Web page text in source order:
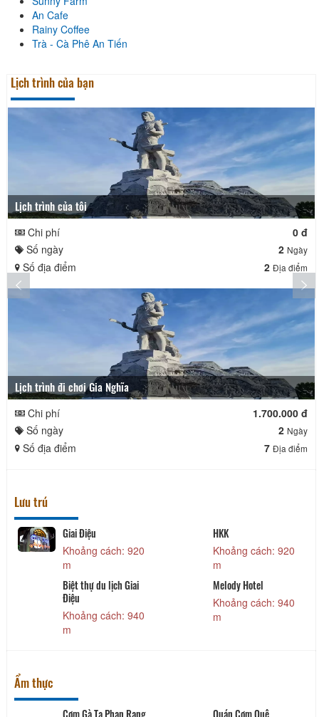
An Cafe
Rainy Coffee
Trà - Cà Phê An Tiến
Lịch trình của bạn
Lịch trình của tôi
Chi phí
0 đ
Số ngày
2 Ngày
Số địa điểm 2 Địa điểm
Lịch trình đi chơi Gia Nghĩa
Chi phí
1.700.000 đ
Số ngày
2 Ngày
Số địa điểm 7 Địa điểm
Lưu trú
Giai Điệu
Khoảng cách: 920
m
HKK
Khoảng cách: 920
m
Biệt thự du lịch Giai
Điệu
Khoảng cách: 940
m
Melody Hotel
Khoảng cách: 940
m
Ẩm thực
Cơm Gà Ta Phan Rang Quán Cơm Quê